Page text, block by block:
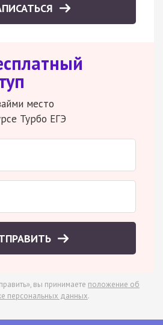
место
Турбо ЕГЭ
вы принимаете положение об
персональных данных.